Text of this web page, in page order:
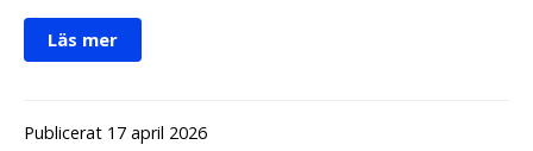
Läs mer
Publicerat 17 april 2026